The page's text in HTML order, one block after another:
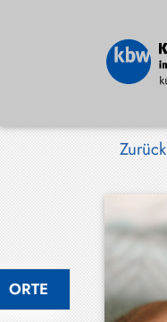
ORTE
Zurück
Wiessee
Bayrischzell
Darching
Elbach
Gmund
Großhartpenning